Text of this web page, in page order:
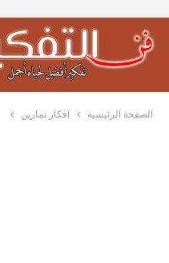
الصفحة الرئيسية افكار تمارين